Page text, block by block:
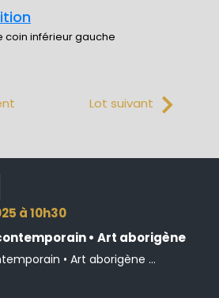
coin inférieur gauche
Lot suivant
à 10h30
• Art aborigène
• Art aborigène ...